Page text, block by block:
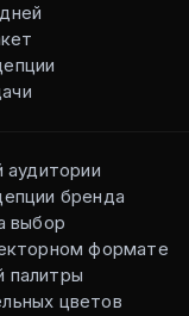
аудитории
бренда
выбор
формате
палитры
цветов